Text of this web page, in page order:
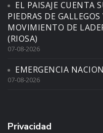
EL PAISAJE CUENTA
PIEDRAS DE
MOVIMIENTO DE
(RIOSA)
07-08-2026
EMERGENCIA
07-08-2026
Privacidad